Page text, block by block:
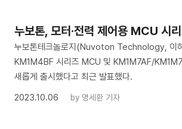
누보톤, 모터·전력 제어용 MCU 시리
누보톤테크놀로지(Nuvoton Technology, 이
KM1M4BF 시리즈 MCU 및 KM1M7AF/
새롭게 출시했다고 최근 발표했다.
2023.10.06
by 명세환 기자